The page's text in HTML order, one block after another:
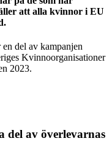
att alla kvinnor i EU
del av kampanjen
Kvinnoorganisationer
2023.
del av överlevarnas